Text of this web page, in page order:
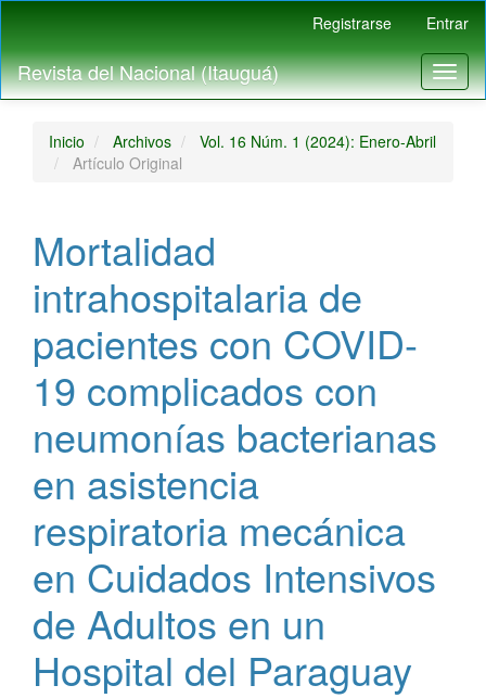
Contenido
principal
Barra
Registrarse Entrar
Revista del Nacional (Itauguá)
Inicio Archivos
Vol. 16 Núm. 1 (2024): Enero-Abril
Artículo Original
Mortalidad
intrahospitalaria de
pacientes con COVID-
19 complicados con
neumonías bacterianas
en asistencia
respiratoria mecánica
en Cuidados Intensivos
de Adultos en un
Hospital del Paraguay